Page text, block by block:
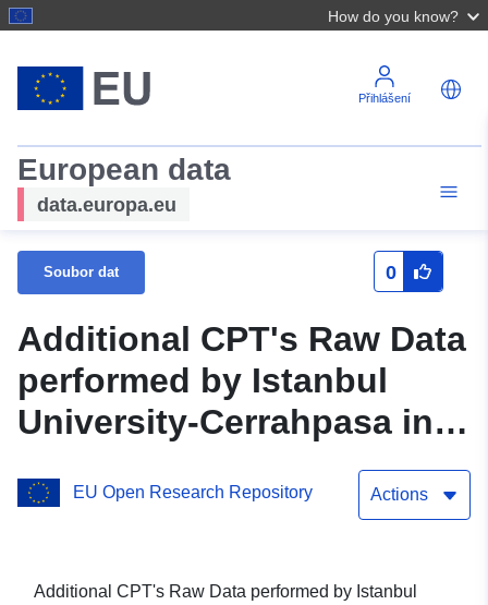
How do you know?
Přihlášení
European data
data.europa.eu
Soubor dat 0
Additional CPT's Raw Data
performed by Istanbul
University-Cerrahpasa in
scope of LIQUEFACT
project (H2020, 700748)
EU Open Research Repository Actions
Additional CPT's Raw Data performed by Istanbul